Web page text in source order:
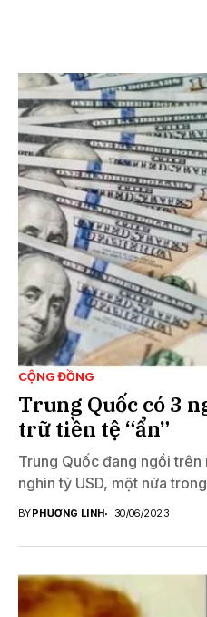
CỘNG ĐỒNG
Trung Quốc có 3
trữ tiền tệ “ẩn”
Trung Quốc đang ngồi
nghìn tỷ USD, một nửa
BYPHƯƠNG LINH 30/06/2023